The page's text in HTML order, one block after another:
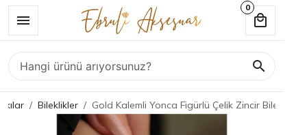
0
Bileklikler Gold Kalemli Yonca Figürlü Çelik Zincir Bileklik